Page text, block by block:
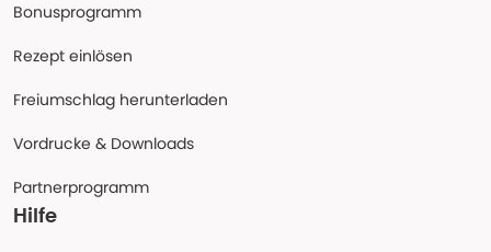
Bonusprogramm
Rezept einlösen
Freiumschlag herunterladen
Vordrucke & Downloads
Partnerprogramm
Hilfe